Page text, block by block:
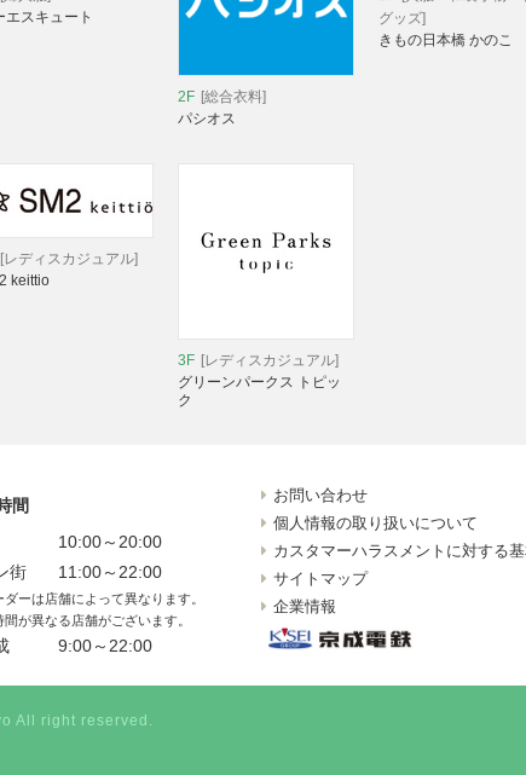
エスキュート
2F [総合衣料]
パシオス
グッズ]
きもの日本橋 かのこ
[レディスカジュアル]
keittio
3F [レディスカジュアル]
グリーンパークス トピッ
ク
間
10:00～20:00
街
11:00～22:00
ーは店舗によって異なります。
が異なる店舗がございます。
9:00～22:00
お問い合わせ
個人情報の取り扱いについて
カスタマーハラスメントに対する
サイトマップ
企業情報
All right reserved.